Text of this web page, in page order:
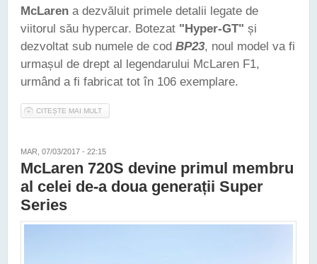
McLaren a dezvăluit primele detalii legate de
viitorul său hypercar. Botezat "Hyper-GT" și
dezvoltat sub numele de cod BP23, noul model va fi
urmașul de drept al legendarului McLaren F1,
urmând a fi fabricat tot în 106 exemplare.
CITEȘTE MAI MULT
MAR, 07/03/2017 - 22:15
McLaren 720S devine primul membru
al celei de-a doua generații Super
Series